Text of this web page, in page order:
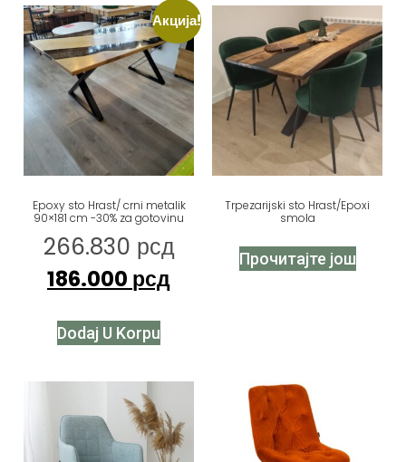
Акција!
Epoxy sto Hrast/ crni metalik
90×181 cm -30% za gotovinu
266.830 рсд
186.000 рсд
Dodaj U Korpu
Trpezarijski sto Hrast/Epoxi
smola
Прочитајте још